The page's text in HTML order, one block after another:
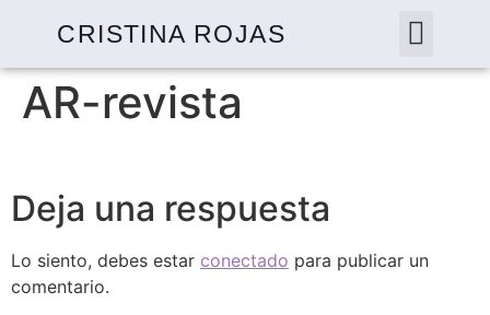
CRISTINA ROJAS
AR-revista
Deja una respuesta
Lo siento, debes estar conectado para publicar un
comentario.